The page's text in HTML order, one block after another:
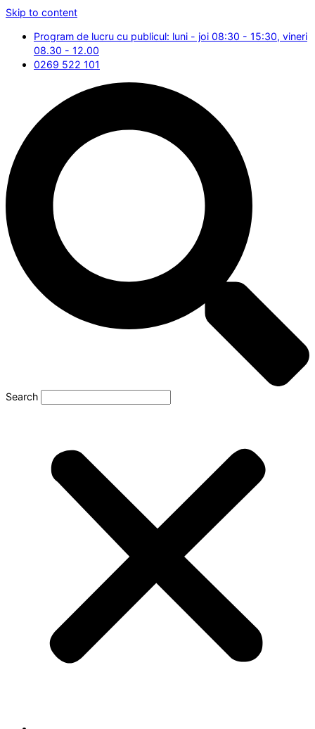
Skip to content
Program de lucru cu publicul: luni - joi 08:30 - 15:30, vineri
08.30 - 12.00
0269 522 101
Search